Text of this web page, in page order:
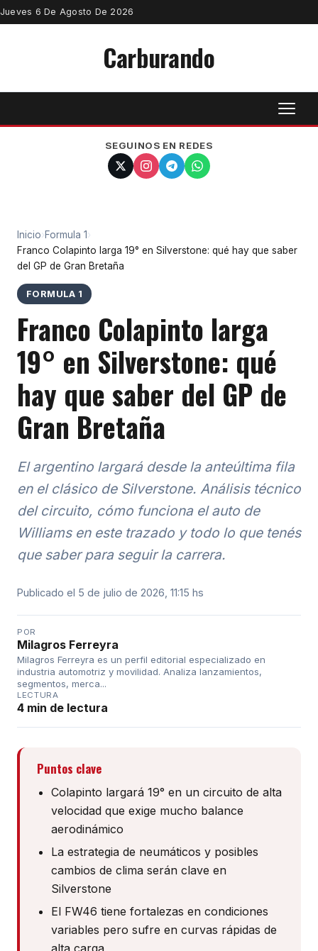
Jueves 6 De Agosto De 2026
Carburando
SEGUINOS EN REDES
Inicio›Formula 1›
Franco Colapinto larga 19° en Silverstone: qué hay que saber
del GP de Gran Bretaña
FORMULA 1
Franco Colapinto larga
19° en Silverstone: qué
hay que saber del GP de
Gran Bretaña
El argentino largará desde la anteúltima fila
en el clásico de Silverstone. Análisis técnico
del circuito, cómo funciona el auto de
Williams en este trazado y todo lo que tenés
que saber para seguir la carrera.
Publicado el 5 de julio de 2026, 11:15 hs
POR
Milagros Ferreyra
Milagros Ferreyra es un perfil editorial especializado en
industria automotriz y movilidad. Analiza lanzamientos,
segmentos, merca...
LECTURA
4 min de lectura
Puntos clave
Colapinto largará 19° en un circuito de alta
velocidad que exige mucho balance
aerodinámico
La estrategia de neumáticos y posibles
cambios de clima serán clave en
Silverstone
El FW46 tiene fortalezas en condiciones
variables pero sufre en curvas rápidas de
alta carga